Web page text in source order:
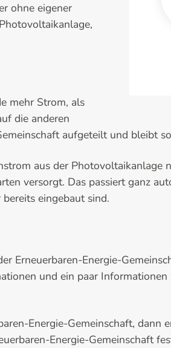
ohne eigener
mehr Strom, als
die anderen
aufgeteilt und bleibt
aus der Photovoltaikanlage
versorgt. Das passiert ganz
eingebaut sind.
Erneuerbaren-Energie-
und ein paar
Energie-Gemeinschaft, dann
Energie-Gemeinschaft